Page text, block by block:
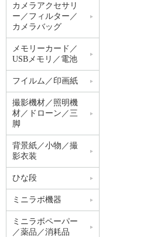
カメラアクセサリ
ー／フィルター／
カメラバッグ
メモリーカード／
USBメモリ／電池
フイルム／印画紙
撮影機材／照明機
材／ドローン／三
脚
背景紙／小物／撮
影衣装
ひな段
ミニラボ機器
ミニラボペーパー
／薬品／消耗品